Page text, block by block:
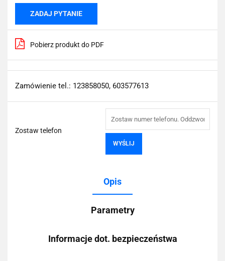
ZADAJ PYTANIE
Pobierz produkt do PDF
Zamówienie tel.: 123858050, 603577613
Zostaw telefon
WYŚLIJ
Opis
Parametry
Informacje dot. bezpieczeństwa